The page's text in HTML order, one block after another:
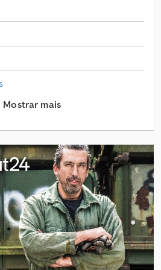
O-Terreno
Mostrar mais